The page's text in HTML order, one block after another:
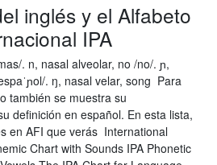
inglés y el Alfabeto
IPA
. n, nasal alveolar, no /no/. ɲ,
. ŋ, nasal velar, song Para
también se muestra su
definición en español. En esta lista,
en AFI que verás International
Chart with Sounds IPA Phonetic